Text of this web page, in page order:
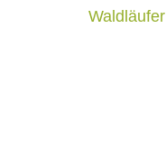
Waldläufer